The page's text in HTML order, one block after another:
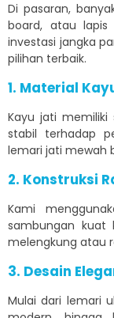
Di pasaran,
board, atau lapis
investasi jangka
pilihan terbaik.
1. Material
Kayu jati
stabil terhadap
lemari jati mewah
2. Konstruksi
Kami
sambungan kuat
melengkung atau
3. Desain
Mulai dari lemari